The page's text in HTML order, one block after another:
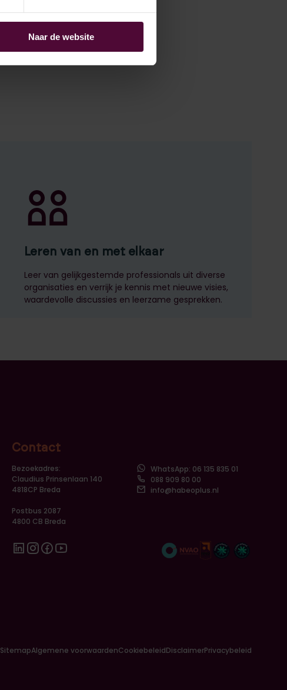
Naar de website
Leren van en met elkaar
Leer van gelijkgestemde professionals uit diverse
organisaties en verrijk je kennis met nieuwe visies,
waardevolle discussies en leerzame gesprekken.
Contact
Bezoekadres:
Claudius Prinsenlaan 140
4818CP Breda
Postbus 2087
4800 CB Breda
Linkedin
Instagram
Facebook
Youtube
WhatsApp: 06 135 835 01
088 909 80 00
info@habeoplus.nl
SitemapAlgemene voorwaardenCookiebeleidDisclaimerPrivacybeleid